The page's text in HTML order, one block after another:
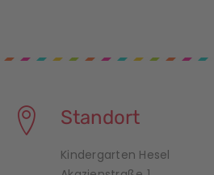
Standort
Kindergarten Hesel